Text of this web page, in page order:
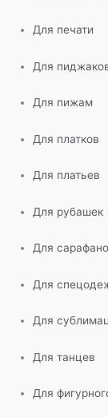
Для печати
Для
Для пижам
Для платков
Для платьев
Для рубашек
Для
Для
Для
Для танцев
Для